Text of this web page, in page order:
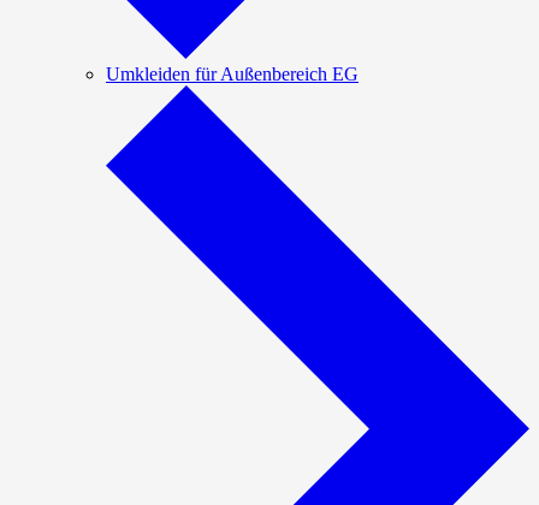
Umkleiden für Außenbereich EG